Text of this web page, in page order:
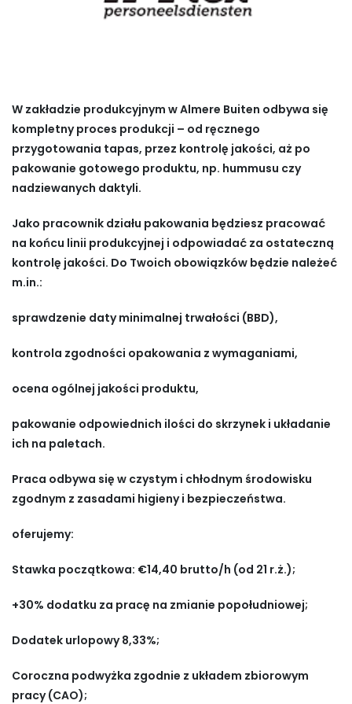
W zakładzie produkcyjnym w Almere Buiten odbywa się
kompletny proces produkcji – od ręcznego
przygotowania tapas, przez kontrolę jakości, aż po
pakowanie gotowego produktu, np. hummusu czy
nadziewanych daktyli.
Jako pracownik działu pakowania będziesz pracować
na końcu linii produkcyjnej i odpowiadać za ostateczną
kontrolę jakości. Do Twoich obowiązków będzie należeć
m.in.:
sprawdzenie daty minimalnej trwałości (BBD),
kontrola zgodności opakowania z wymaganiami,
ocena ogólnej jakości produktu,
pakowanie odpowiednich ilości do skrzynek i układanie
ich na paletach.
Praca odbywa się w czystym i chłodnym środowisku
zgodnym z zasadami higieny i bezpieczeństwa.
oferujemy:
Stawka początkowa: €14,40 brutto/h (od 21 r.ż.);
+30% dodatku za pracę na zmianie popołudniowej;
Dodatek urlopowy 8,33%;
Coroczna podwyżka zgodnie z układem zbiorowym
pracy (CAO);